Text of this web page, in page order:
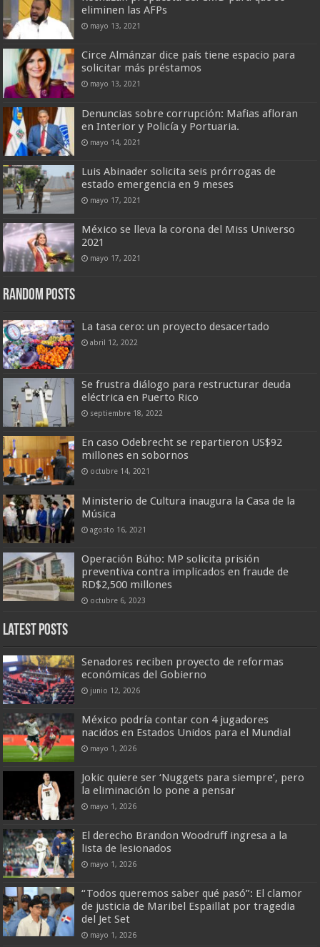
eliminen las AFPs
mayo 13, 2021
Circe Almánzar dice país tiene espacio para
solicitar más préstamos
mayo 13, 2021
Denuncias sobre corrupción: Mafias afloran
en Interior y Policía y Portuaria.
mayo 14, 2021
Luis Abinader solicita seis prórrogas de
estado emergencia en 9 meses
mayo 17, 2021
México se lleva la corona del Miss Universo
2021
mayo 17, 2021
Random Posts
La tasa cero: un proyecto desacertado
abril 12, 2022
Se frustra diálogo para restructurar deuda
eléctrica en Puerto Rico
septiembre 18, 2022
En caso Odebrecht se repartieron US$92
millones en sobornos
octubre 14, 2021
Ministerio de Cultura inaugura la Casa de la
Música
agosto 16, 2021
Operación Búho: MP solicita prisión
preventiva contra implicados en fraude de
RD$2,500 millones
octubre 6, 2023
Latest Posts
Senadores reciben proyecto de reformas
económicas del Gobierno
junio 12, 2026
México podría contar con 4 jugadores
nacidos en Estados Unidos para el Mundial
mayo 1, 2026
Jokic quiere ser ‘Nuggets para siempre’, pero
la eliminación lo pone a pensar
mayo 1, 2026
El derecho Brandon Woodruff ingresa a la
lista de lesionados
mayo 1, 2026
“Todos queremos saber qué pasó”: El clamor
de justicia de Maribel Espaillat por tragedia
del Jet Set
mayo 1, 2026